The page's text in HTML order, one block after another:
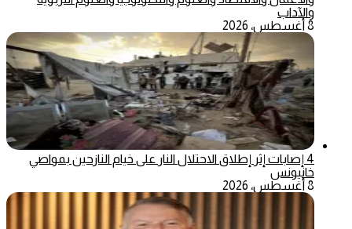
والآداب
8 أغسطس، 2026
4 إصابات إثر إطلاق الاحتلال النار على خيام النازحين بمواصي
خانيونس
8 أغسطس، 2026